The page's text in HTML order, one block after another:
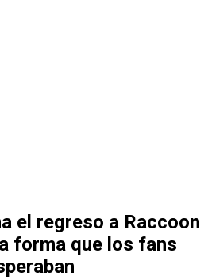
el regreso a Raccoon
forma que los fans